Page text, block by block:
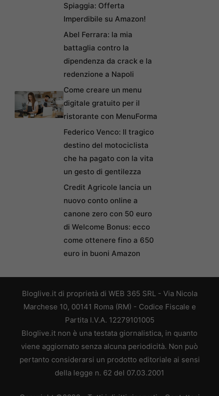
Spiaggia: Offerta
Imperdibile su Amazon!
Abel Ferrara: la mia
battaglia contro la
dipendenza da crack e la
redenzione a Napoli
Come creare un menu
digitale gratuito per il
ristorante con MenuForma
Federico Venco: Il tragico
destino del motociclista
che ha pagato con la vita
un gesto di gentilezza
Credit Agricole lancia un
nuovo conto online a
canone zero con 50 euro
di Welcome Bonus: ecco
come ottenere fino a 650
euro in buoni Amazon
Bloglive.it di proprietà di WEB 365 SRL - Via Nicola
Marchese 10, 00141 Roma (RM) - Codice Fiscale e
Partita I.V.A. 12279101005
Bloglive.it non è una testata giornalistica, in quanto
viene aggiornato senza alcuna periodicità. Non può
pertanto considerarsi un prodotto editoriale ai sensi
della legge n. 62 del 07.03.2001